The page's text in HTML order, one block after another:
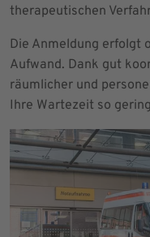
therapeutischen
Die Anmeldung erfolgt
Aufwand. Dank gut
räumlicher und
Ihre Wartezeit so